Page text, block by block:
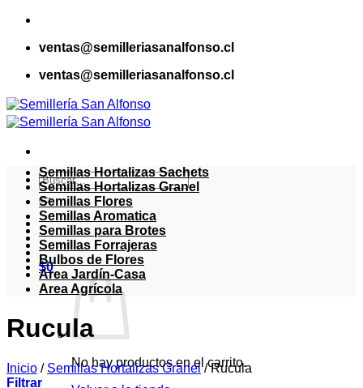
Saltar
contenidoventas@semilleriasanalfonso.cl
ventas@semilleriasanalfonso.cl
Buscar
por:
$0
No hay productos en el carrito.
Semillas Hortalizas Sachets
Semillas Hortalizas Granel
Semillas Flores
Semillas Aromatica
Semillas para Brotes
Semillas Forrajeras
Bulbos de Flores
Area Jardín-Casa
Area Agrícola
Rucula
Inicio / Semillas Hortalizas Granel /Rucula
Filtrar